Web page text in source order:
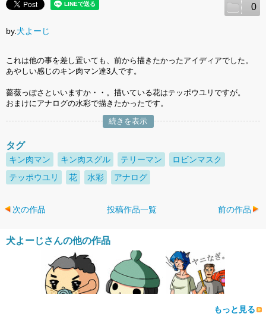
0
by.犬よーじ
これは他の事を差し置いても、前から描きたかったアイディアでした。
あやしい感じのキン肉マン達3人です。
薔薇っぽさといいますか・・。描いている花はテッポウユリですが。
おまけにアナログの水彩で描きたかったです。
続きを表示
タグ
キン肉マン キン肉スグル テリーマン
ロビンマスク
テッポウユリ
花 水彩 アナログ
次の作品 投稿作品一覧 前の作品
犬よーじさんの他の作品
もっと見る